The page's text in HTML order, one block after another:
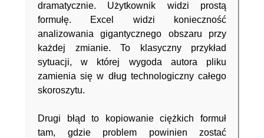
dramatycznie. Użytkownik widzi prostą
formułę. Excel widzi konieczność
analizowania gigantycznego obszaru przy
każdej zmianie. To klasyczny przykład
sytuacji, w której wygoda autora pliku
zamienia się w dług technologiczny całego
skoroszytu.
Drugi błąd to kopiowanie ciężkich formuł
tam, gdzie problem powinien zostać